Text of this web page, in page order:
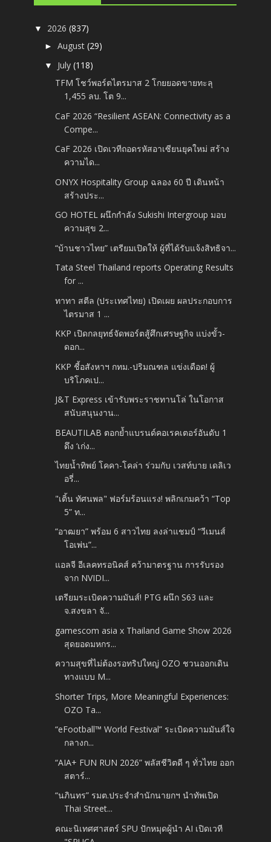
▼ 2026(837)
►August(29)
▼ July(118)
TFM โชว์พอร์ตไตรมาส 2 โกยยอดขายทะลุ
1,455 ลบ. โต 9...
CaF 2026 “Resilient ASEAN: Connectivity as a
Compe...
CaF 2026 เปิดเวทีถอดรหัสอาเซียนยุคใหม่ สร้าง
ความได...
ONYX Hospitality Group ฉลอง 60 ปี เดินหน้า
สร้างประ...
GO HOTEL ผนึกกำลัง Sukishi Intergroup มอบ
ความสุข 2...
“บ้านชาวไทย” เตรียมเปิดให้ ผู้ที่ได้รับแจ้งสิทธิจา...
Tata Steel Thailand reports Operating Results
for ...
ทาทา สตีล (ประเทศไทย) เปิดเผย ผลประกอบการ
ไตรมาส 1 ...
KKP เปิดกลยุทธ์จัดพอร์ตสู้ศึกเศรษฐกิจ แบ่งขั้ว-
ดอก...
KKP ชี้อสังหาฯ กทม.-ปริมณฑล แข่งเดือด! ผู้
บริโภคเป...
J&T Express เข้ารับพระราชทานโล่ ในโอกาส
สนับสนุนงาน...
BEAUTILAB ตอกย้ำแบรนด์คอเรคเตอร์อันดับ 1
ดึง ‘เก่ง...
ไทยน้ำทิพย์ โคคา-โคล่า ร่วมกับ เวสท์บาย เดลิเว
อรี่...
"เติ้น ทัศนพล" ฟอร์มร้อนแรง! พลิกเกมคว้า “Top
5” ท...
“อาฒยา” พร้อม 6 สาวไทย ลงล่าแชมป์ “วีเมนส์
โอเพ่น”...
แอลจี อีเลคทรอนิคส์ คว้ามาตรฐาน การรับรอง
จาก NVIDI...
เตรียมระเบิดความมันส์! PTG ผนึก S63 และ
จ.สงขลา จั...
gamescom asia x Thailand Game Show 2026
สุดยอดมหกร...
ความสุขที่ไม่ต้องรอทริปใหญ่ OZO ชวนออกเดิน
ทางแบบ M...
Shorter Trips, More Meaningful Experiences:
OZO Ta...
“eFootball™ World Festival” ระเบิดความมันส์ใจ
กลางก...
“AIA+ FUN RUN 2026” พลัสชีวิตดี ๆ ทั่วไทย ออก
สตาร์...
“นภินทร” รมต.ประจำสำนักนายกฯ นำทัพเปิด
Thai Street...
คณะนิเทศศาสตร์ SPU ปักหมุดผู้นำ AI เปิดเวที